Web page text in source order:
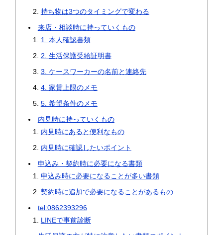
持ち物は3つのタイミングで変わる
来店・相談時に持っていくもの
1. 本人確認書類
2. 生活保護受給証明書
3. ケースワーカーの名前と連絡先
4. 家賃上限のメモ
5. 希望条件のメモ
内見時に持っていくもの
内見時にあると便利なもの
内見時に確認したいポイント
申込み・契約時に必要になる書類
申込み時に必要になることが多い書類
契約時に追加で必要になることがあるもの
tel:0862393296
LINEで事前診断